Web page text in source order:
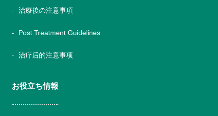
治療後の注意事項
Post Treatment Guidelines
治疗后的注意事项
お役立ち情報